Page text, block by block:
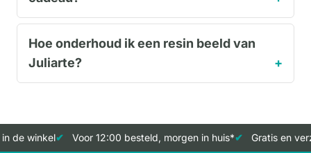
Hoe onderhoud ik een resin beeld van
Juliarte?
winkel Voor 12:00 besteld, morgen in huis* Gratis en